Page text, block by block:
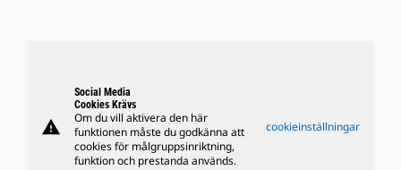
warning
Social Media
Cookies Krävs
Om du vill aktivera den här
funktionen måste du godkänna att
cookies för målgruppsinriktning,
funktion och prestanda används.
cookieinställningar